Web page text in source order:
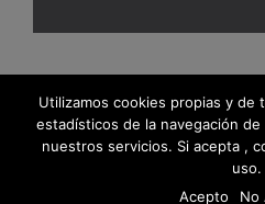
Utilizamos cookies propias y de
estadísticos de la navegación
nuestros servicios. Si acepta ,
uso.
Acepto
No